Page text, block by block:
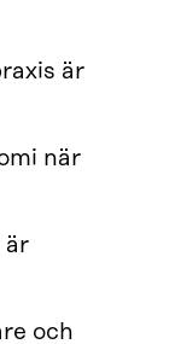
är
när
är
och